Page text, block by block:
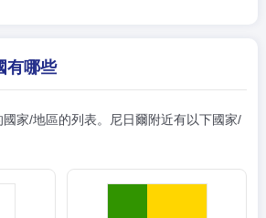
有哪些
家/地區的列表。尼日爾附近有以下國家/